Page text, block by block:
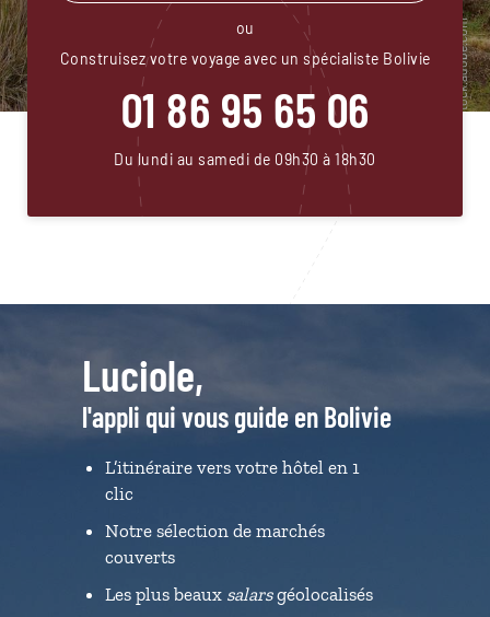
ou
Construisez votre voyage avec un spécialiste Bolivie
01 86 95 65 06
Du lundi au samedi de 09h30 à 18h30
Luciole,
l'appli qui vous guide en Bolivie
L’itinéraire vers votre hôtel en 1
clic
Notre sélection de marchés
couverts
Les plus beaux salarsgéolocalisés